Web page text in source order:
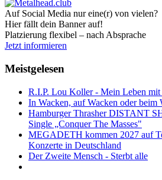
Auf Social Media nur eine(r) von vielen?
Hier fällt dein Banner auf!
Platzierung flexibel – nach Absprache
Jetzt informieren
Meistgelesen
R.I.P. Lou Koller - Mein Leben
In Wacken, auf Wacken oder beim
Hamburger Thrasher DISTANT
Single „Conquer The Masses"
MEGADETH kommen 2027 auf
Konzerte in Deutschland
Der Zweite Mensch - Sterbt alle